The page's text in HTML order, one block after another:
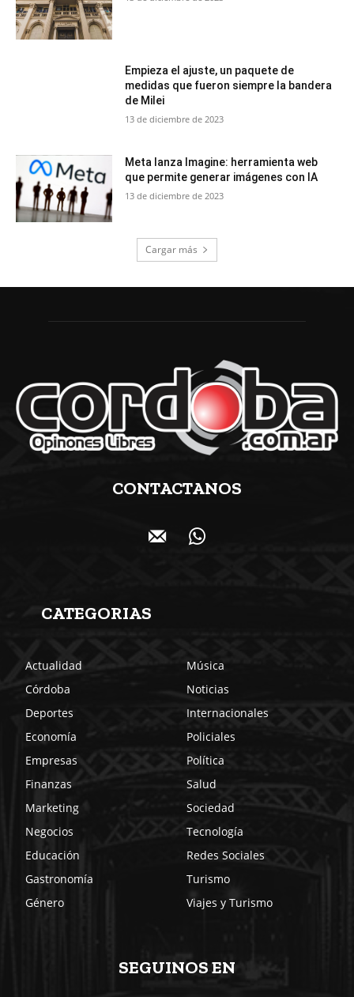
Empieza el ajuste, un paquete de
medidas que fueron siempre la bandera
de Milei
13 de diciembre de 2023
Meta lanza Imagine: herramienta web
que permite generar imágenes con IA
13 de diciembre de 2023
Cargar más
CONTACTANOS
CATEGORIAS
Actualidad
Córdoba
Deportes
Economía
Empresas
Finanzas
Marketing
Negocios
Educación
Gastronomía
Género
Música
Noticias
Internacionales
Policiales
Política
Salud
Sociedad
Tecnología
Redes Sociales
Turismo
Viajes y Turismo
SEGUINOS EN